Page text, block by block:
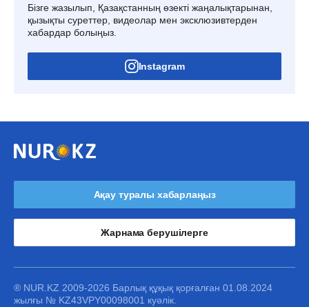
Бізге жазылып, Қазақстанның өзекті жаңалықтарынан,
қызықты суреттер, видеолар мен эксклюзивтерден
хабардар болыңыз.
Instagram
Ақау туралы хабарлаңыз
Жарнама берушілерге
® NUR.KZ 2009-2026 Барлық құқық қорғалған 01.08.2024
жылғы № KZ43VPY00098001 куәлік.